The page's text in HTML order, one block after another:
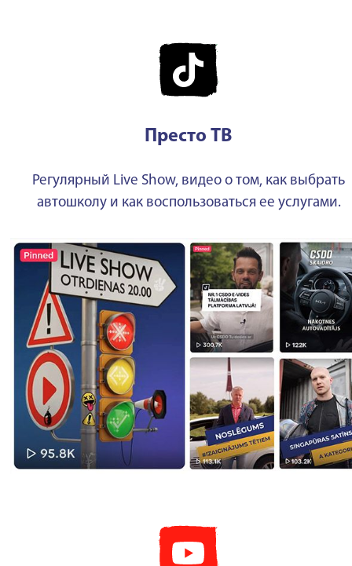
Престо ТВ
Регулярный Live Show, видео о том, как выбрать
автошколу и как воспользоваться ее услугами.